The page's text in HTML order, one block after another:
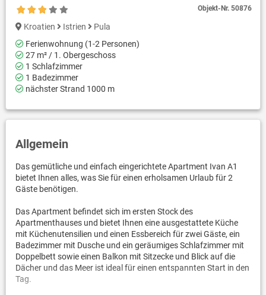
Objekt-Nr.50876
Kroatien Istrien
Pula
Ferienwohnung (1-2 Personen)
27 m² / 1. Obergeschoss
1 Schlafzimmer
1 Badezimmer
nächster Strand 1000 m
Allgemein
Das gemütliche und einfach eingerichtete Apartment Ivan A1
bietet Ihnen alles, was Sie für einen erholsamen Urlaub für 2
Gäste benötigen.
Das Apartment befindet sich im ersten Stock des
Apartmenthauses und bietet Ihnen eine ausgestattete Küche
mit Küchenutensilien und einen Essbereich für zwei Gäste, ein
Badezimmer mit Dusche und ein geräumiges Schlafzimmer mit
Doppelbett sowie einen Balkon mit Sitzecke und Blick auf die
Dächer und das Meer ist ideal für einen entspannten Start in den
Tag.